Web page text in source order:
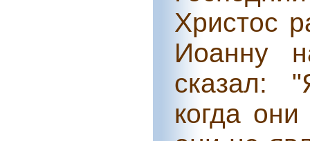
Христос
Иоанну
сказал:
когда